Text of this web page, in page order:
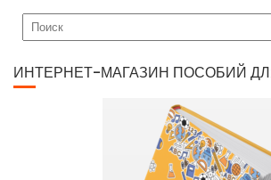
ИНТЕРНЕТ-МАГАЗИН ПОСОБИЙ